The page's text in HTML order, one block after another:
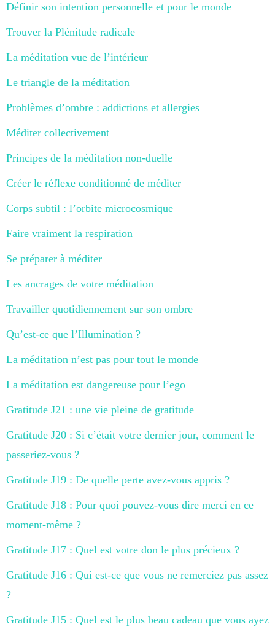
Définir son intention personnelle et pour le monde
Trouver la Plénitude radicale
La méditation vue de l’intérieur
Le triangle de la méditation
Problèmes d’ombre : addictions et allergies
Méditer collectivement
Principes de la méditation non-duelle
Créer le réflexe conditionné de méditer
Corps subtil : l’orbite microcosmique
Faire vraiment la respiration
Se préparer à méditer
Les ancrages de votre méditation
Travailler quotidiennement sur son ombre
Qu’est-ce que l’Illumination ?
La méditation n’est pas pour tout le monde
La méditation est dangereuse pour l’ego
Gratitude J21 : une vie pleine de gratitude
Gratitude J20 : Si c’était votre dernier jour, comment le
passeriez-vous ?
Gratitude J19 : De quelle perte avez-vous appris ?
Gratitude J18 : Pour quoi pouvez-vous dire merci en ce
moment-même ?
Gratitude J17 : Quel est votre don le plus précieux ?
Gratitude J16 : Qui est-ce que vous ne remerciez pas assez
?
Gratitude J15 : Quel est le plus beau cadeau que vous ayez